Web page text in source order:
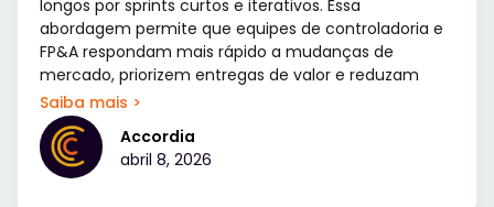
longos por sprints curtos e iterativos. Essa
abordagem permite que equipes de controladoria e
FP&A respondam mais rápido a mudanças de
mercado, priorizem entregas de valor e reduzam
Saiba mais >
Accordia
abril 8, 2026